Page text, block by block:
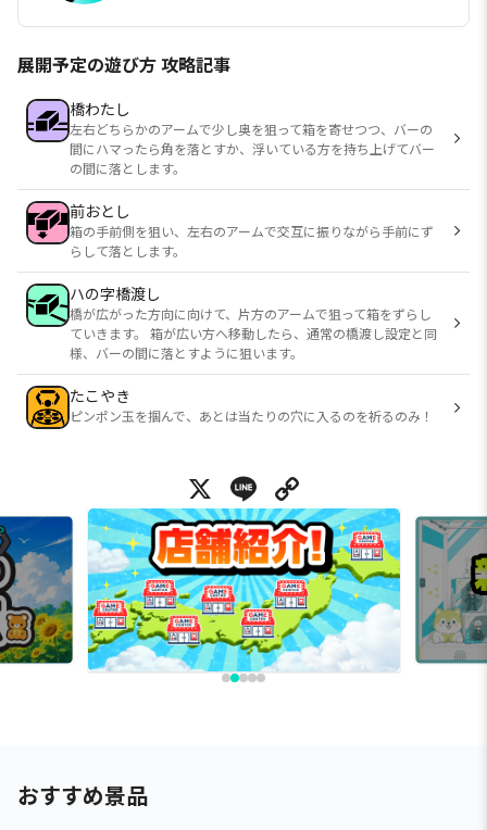
展開予定の遊び方 攻略記事
橋わたし
左右どちらかのアームで少し奥を狙って箱を寄せつつ、バーの
間にハマったら角を落とすか、浮いている方を持ち上げてバー
の間に落とします。
前おとし
箱の手前側を狙い、左右のアームで交互に振りながら手前にず
らして落とします。
ハの字橋渡し
橋が広がった方向に向けて、片方のアームで狙って箱をずらし
ていきます。 箱が広い方へ移動したら、通常の橋渡し設定と同
様、バーの間に落とすように狙います。
たこやき
ピンポン玉を掴んで、あとは当たりの穴に入るのを祈るのみ！
X Line
おすすめ景品